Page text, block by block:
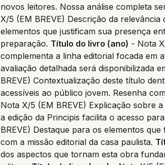
novos leitores. Nossa análise completa
X/5 (EM BREVE) Descrição da
elementos que justificam sua presença
preparação. Título do livro (ano) - Nota
complementa a linha editorial focada em
avaliação detalhada será disponibilizada
BREVE) Contextualização deste título
acessíveis ao público jovem. Resenha
Nota X/5 (EM BREVE) Explicação sobre
a edição da Principis facilita o acesso
BREVE) Destaque para os elementos
com a missão editorial da casa paulista.
dos aspectos que tornam esta obra